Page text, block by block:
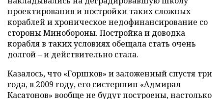
проектирования и постройки таких сложных
кораблей и хроническое недофинансирование со
стороны Минобороны. Постройка и доводка
корабля в таких условиях обещала стать очень
долгой – и действительно стала.
Казалось, что «Горшков» и заложенный спустя три
года, в 2009 году, его систершип «Адмирал
Касатонов» вообще не будут построены, настолько